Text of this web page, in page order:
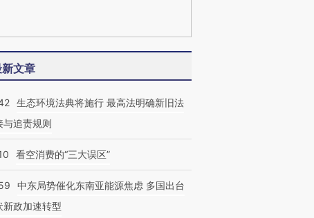
文章
生态环境法典将施行 最高法明确新旧法
与追责规则
看空消费的“三大误区”
中东局势催化东南亚能源焦虑 多国出台
新政加速转型